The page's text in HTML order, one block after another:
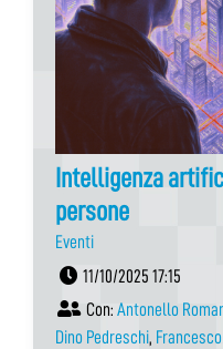
Intelligenza
persone
Eventi
11/10/2025 17:15
Con: Antonello
Dino Pedreschi,